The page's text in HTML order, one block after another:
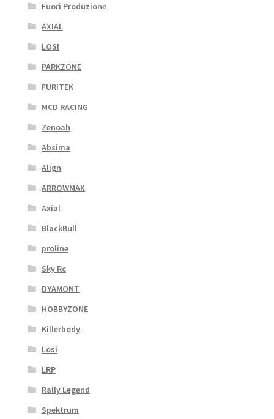
Fuori Produzione
AXIAL
LOSI
PARKZONE
FURITEK
MCD RACING
Zenoah
Absima
Align
ARROWMAX
Axial
BlackBull
proline
Sky Rc
DYAMONT
HOBBYZONE
Killerbody
Losi
LRP
Rally Legend
Spektrum